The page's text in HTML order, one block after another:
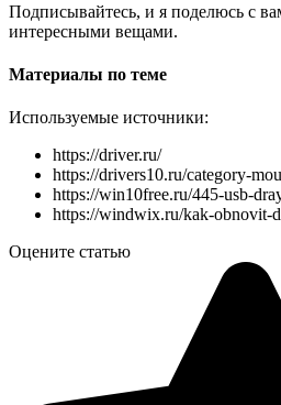
Подписывайтесь, и я поделюсь с
интересными вещами.
Материалы по теме
Используемые источники:
https://driver.ru/
https://drivers10.ru/category-
https://win10free.ru/445-usb-
https://windwix.ru/kak-obnovit-
Оцените статью